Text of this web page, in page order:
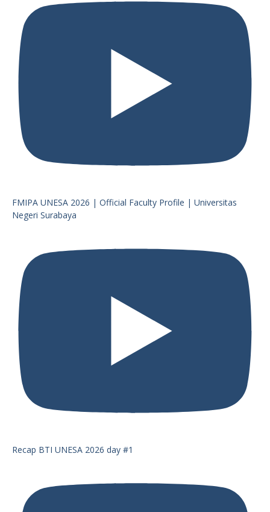
FMIPA UNESA 2026 | Official Faculty Profile | Universitas
Negeri Surabaya
Recap BTI UNESA 2026 day #1